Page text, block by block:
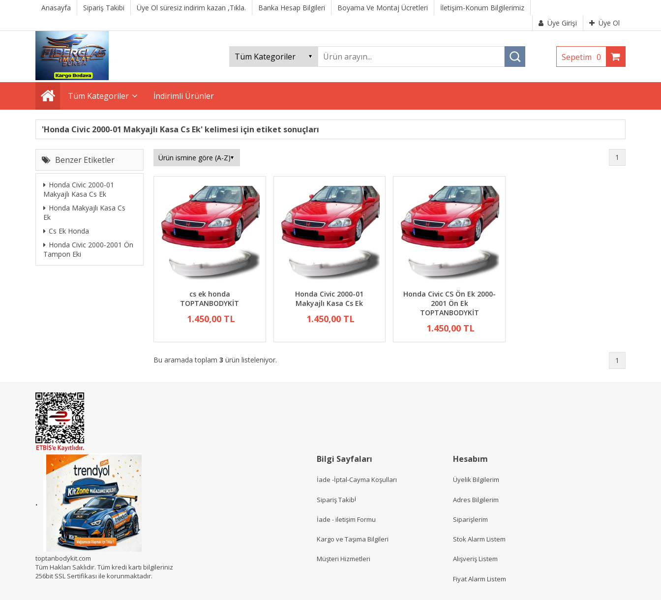
Anasayfa Sipariş Takibi Üye Ol süresiz indirim kazan ,Tıkla. Banka Hesap Bilgileri Boyama Ve Montaj Ücretleri
İletişim-Konum Bilgilerimiz
Üye Girişi
Üye Ol
Sepetim 0
Tüm Kategoriler İndirimli Ürünler
'Honda Civic 2000-01 Makyajlı Kasa Cs Ek' kelimesi için etiket sonuçları
Benzer Etiketler
Honda Civic 2000-01
Makyajlı Kasa Cs Ek
Honda Makyajlı Kasa Cs
Ek
Cs Ek Honda
Honda Civic 2000-2001 Ön
Tampon Eki
1
cs ek honda
TOPTANBODYKİT
1.450,00 TL
Honda Civic 2000-01
Makyajlı Kasa Cs Ek
1.450,00 TL
Honda Civic CS Ön Ek 2000-
2001 Ön Ek
TOPTANBODYKİT
1.450,00 TL
Bu aramada toplam 3 ürün listeleniyor. 1
.
toptanbodykit.com
Tüm Hakları Saklıdır. Tüm kredi kartı bilgileriniz
256bit SSL Sertifikası ile korunmaktadır.
Bilgi Sayfaları
İade -İptal-Cayma Koşulları
Sipariş Takibi
İade - iletişim Formu
Kargo ve Taşıma Bilgileri
Müşteri Hizmetleri
Hesabım
Üyelik Bilgilerim
Adres Bilgilerim
Siparişlerim
Stok Alarm Listem
Alışveriş Listem
Fiyat Alarm Listem